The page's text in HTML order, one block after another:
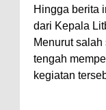
Hingga berita
dari Kepala
Menurut
tengah
kegiatan